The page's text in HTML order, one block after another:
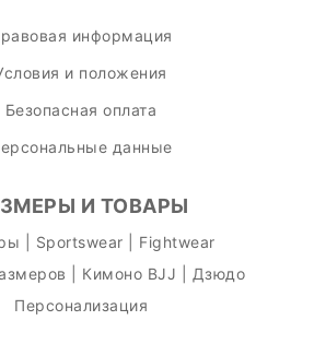
информация
и положения
Безопасная оплата
данные
И ТОВАРЫ
| Sportswear | Fightwear
| Кимоно BJJ | Дзюдо
Персонализация